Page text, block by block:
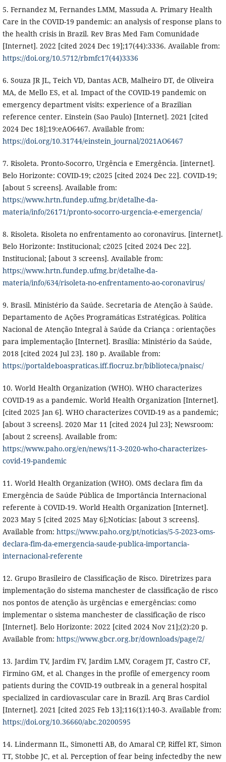
5. Fernandez M, Fernandes LMM, Massuda A. Primary Health
Care in the COVID-19 pandemic: an analysis of response plans to
the health crisis in Brazil. Rev Bras Med Fam Comunidade
[Internet]. 2022 [cited 2024 Dec 19];17(44):3336. Available from:
https://doi.org/10.5712/rbmfc17(44)3336
6. Souza JR JL, Teich VD, Dantas ACB, Malheiro DT, de Oliveira
MA, de Mello ES, et al. Impact of the COVID-19 pandemic on
emergency department visits: experience of a Brazilian
reference center. Einstein (Sao Paulo) [Internet]. 2021 [cited
2024 Dec 18];19:eAO6467. Available from:
https://doi.org/10.31744/einstein_journal/2021AO6467
7. Risoleta. Pronto-Socorro, Urgência e Emergência. [internet].
Belo Horizonte: COVID-19; c2025 [cited 2024 Dec 22]. COVID-19;
[about 5 screens]. Available from:
https://www.hrtn.fundep.ufmg.br/detalhe-da-
materia/info/26171/pronto-socorro-urgencia-e-emergencia/
8. Risoleta. Risoleta no enfrentamento ao coronavírus. [internet].
Belo Horizonte: Institucional; c2025 [cited 2024 Dec 22].
Institucional; [about 3 screens]. Available from:
https://www.hrtn.fundep.ufmg.br/detalhe-da-
materia/info/634/risoleta-no-enfrentamento-ao-coronavirus/
9. Brasil. Ministério da Saúde. Secretaria de Atenção à Saúde.
Departamento de Ações Programáticas Estratégicas. Política
Nacional de Atenção Integral à Saúde da Criança : orientações
para implementação [Internet]. Brasília: Ministério da Saúde,
2018 [cited 2024 Jul 23]. 180 p. Available from:
https://portaldeboaspraticas.iff.fiocruz.br/biblioteca/pnaisc/
10. World Health Organization (WHO). WHO characterizes
COVID-19 as a pandemic. World Health Organization [Internet].
[cited 2025 Jan 6]. WHO characterizes COVID-19 as a pandemic;
[about 3 screens]. 2020 Mar 11 [cited 2024 Jul 23]; Newsroom:
[about 2 screens]. Available from:
https://www.paho.org/en/news/11-3-2020-who-characterizes-
covid-19-pandemic
11. World Health Organization (WHO). OMS declara fim da
Emergência de Saúde Pública de Importância Internacional
referente à COVID-19. World Health Organization [Internet].
2023 May 5 [cited 2025 May 6];Notícias: [about 3 screens].
Available from: https://www.paho.org/pt/noticias/5-5-2023-oms-
declara-fim-da-emergencia-saude-publica-importancia-
internacional-referente
12. Grupo Brasileiro de Classificação de Risco. Diretrizes para
implementação do sistema manchester de classificação de risco
nos pontos de atenção às urgências e emergências: como
implementar o sistema manchester de classificação de risco
[Internet]. Belo Horizonte: 2022 [cited 2024 Nov 21];(2):20 p.
Available from: https://www.gbcr.org.br/downloads/page/2/
13. Jardim TV, Jardim FV, Jardim LMV, Coragem JT, Castro CF,
Firmino GM, et al. Changes in the profile of emergency room
patients during the COVID-19 outbreak in a general hospital
specialized in cardiovascular care in Brazil. Arq Bras Cardiol
[Internet]. 2021 [cited 2025 Feb 13];116(1):140-3. Available from:
https://doi.org/10.36660/abc.20200595
14. Lindermann IL, Simonetti AB, do Amaral CP, Riffel RT, Simon
TT, Stobbe JC, et al. Perception of fear being infectedby the new